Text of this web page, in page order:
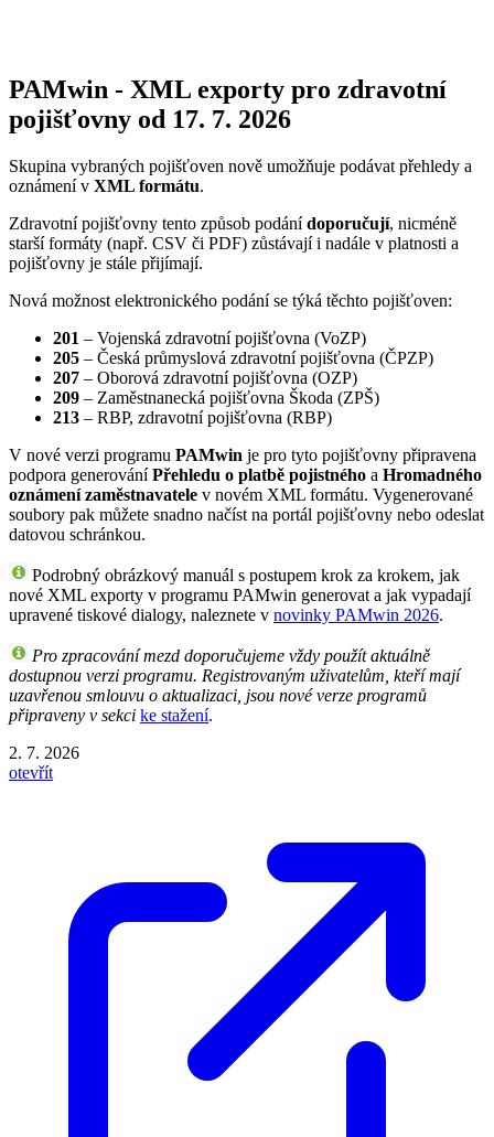
PAMwin - XML exporty pro zdravotní
pojišťovny od 17. 7. 2026
Skupina vybraných pojišťoven nově umožňuje podávat přehledy a
oznámení v XML formátu.
Zdravotní pojišťovny tento způsob podánídoporučují, nicméně
starší formáty (např. CSV či PDF) zůstávají i nadále v platnosti a
pojišťovny je stále přijímají.
Nová možnost elektronického podání se týká těchto pojišťoven:
201 – Vojenská zdravotní pojišťovna (VoZP)
205 – Česká průmyslová zdravotní pojišťovna (ČPZP)
207 – Oborová zdravotní pojišťovna (OZP)
209 – Zaměstnanecká pojišťovna Škoda (ZPŠ)
213 – RBP, zdravotní pojišťovna (RBP)
V nové verzi programu PAMwin je pro tyto pojišťovny připravena
podpora generováníPřehledu o platbě pojistného a Hromadného
oznámení zaměstnavatele v novém XML formátu. Vygenerované
soubory pak můžete snadno načíst na portál pojišťovny nebo odeslat
datovou schránkou.
Podrobný obrázkový manuál s postupem krok za krokem, jak
nové XML exporty v programu PAMwin generovat a jak vypadají
upravené tiskové dialogy, naleznete v novinky PAMwin 2026.
Pro zpracování mezd doporučujeme vždy použít aktuálně
dostupnou verzi programu. Registrovaným uživatelům, kteří mají
uzavřenou smlouvu o aktualizaci, jsou nové verze programů
připraveny v sekci ke stažení.
2. 7. 2026
otevřít